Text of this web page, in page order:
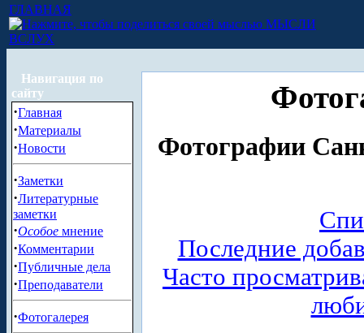
ГЛАВНАЯ
МЫСЛИ
ВСЛУХ
Навигация по
сайту
·Главная
·Материалы
·Новости
·Заметки
·Литературные
заметки
·Особое мнение
·Комментарии
·Публичные дела
·Преподаватели
·Фотогалерея
Фотографии
Последние
Часто